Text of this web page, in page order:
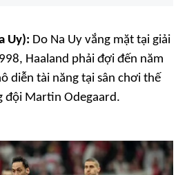
Uy): Do Na Uy vắng mặt tại giải
Haaland phải đợi đến năm
diễn tài năng tại sân chơi thế
đội Martin Odegaard.